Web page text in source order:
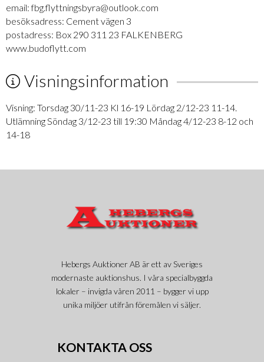
email: fbg.flyttningsbyra@outlook.com
besöksadress: Cement vägen 3
postadress: Box 290 311 23 FALKENBERG
www.budoflytt.com
Visningsinformation
Visning: Torsdag 30/11-23 Kl 16-19 Lördag 2/12-23 11-14.
Utlämning Söndag 3/12-23 till 19:30 Måndag 4/12-23 8-12 och
14-18
Hebergs Auktioner AB är ett av Sveriges
modernaste auktionshus. I våra specialbyggda
lokaler – invigda våren 2011 – bygger vi upp
unika miljöer utifrån föremålen vi säljer.
KONTAKTA OSS